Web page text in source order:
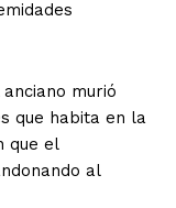
murió
que habita en la
que el
al